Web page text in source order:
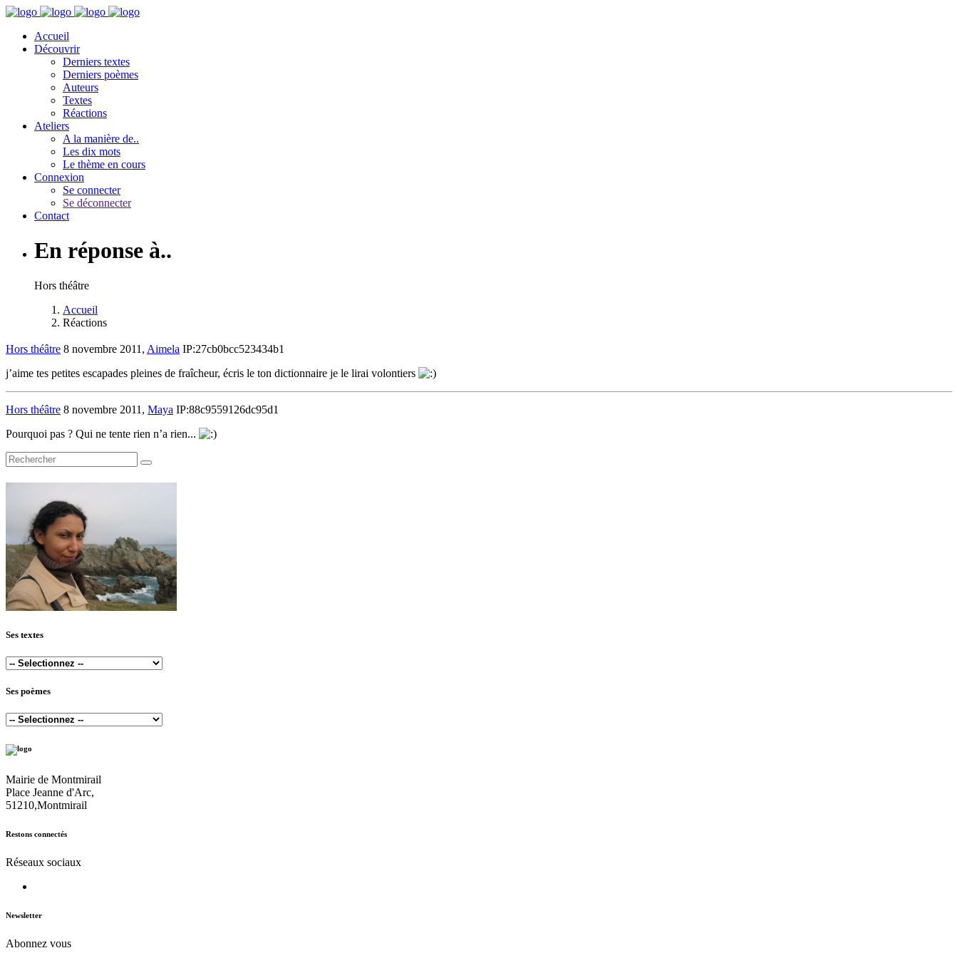
Accueil
Découvrir
Derniers textes
Derniers poèmes
Auteurs
Textes
Réactions
Ateliers
A la manière de..
Les dix mots
Le thème en cours
Connexion
Se connecter
Se déconnecter
Contact
En réponse à..
Hors théâtre
Accueil
Réactions
Hors théâtre 8 novembre 2011, Aimela IP:27cb0bcc523434b1
j’aime tes petites escapades pleines de fraîcheur, écris le ton dictionnaire je le lirai volontiers
Hors théâtre 8 novembre 2011, Maya IP:88c9559126dc95d1
Pourquoi pas ? Qui ne tente rien n’a rien...
Ses textes
Ses poèmes
Mairie de Montmirail
Place Jeanne d'Arc,
51210,Montmirail
Restons connectés
Réseaux sociaux
Newsletter
Abonnez vous